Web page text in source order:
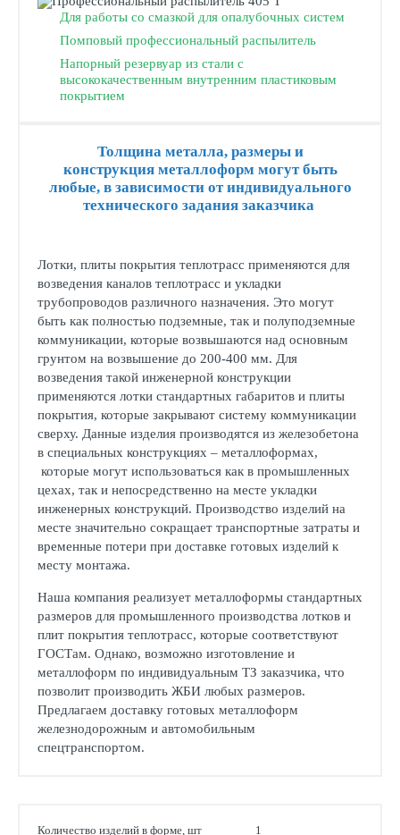
Для работы со смазкой для опалубочных систем
Помповый профессиональный распылитель
Напорный резервуар из стали с
высококачественным внутренним пластиковым
покрытием
Толщина металла, размеры и
конструкция металлоформ могут быть
любые, в зависимости от индивидуального
технического задания заказчика
Лотки, плиты покрытия теплотрасс применяются для
возведения каналов теплотрасс и укладки
трубопроводов различного назначения. Это могут
быть как полностью подземные, так и полуподземные
коммуникации, которые возвышаются над основным
грунтом на возвышение до 200-400 мм. Для
возведения такой инженерной конструкции
применяются лотки стандартных габаритов и плиты
покрытия, которые закрывают систему коммуникации
сверху. Данные изделия производятся из железобетона
в специальных конструкциях – металлоформах,
которые могут использоваться как в промышленных
цехах, так и непосредственно на месте укладки
инженерных конструкций. Производство изделий на
месте значительно сокращает транспортные затраты и
временные потери при доставке готовых изделий к
месту монтажа.
Наша компания реализует металлоформы стандартных
размеров для промышленного производства лотков и
плит покрытия теплотрасс, которые соответствуют
ГОСТам. Однако, возможно изготовление и
металлоформ по индивидуальным ТЗ заказчика, что
позволит производить ЖБИ любых размеров.
Предлагаем доставку готовых металлоформ
железнодорожным и автомобильным
спецтранспортом.
Количество изделий в форме, шт
1